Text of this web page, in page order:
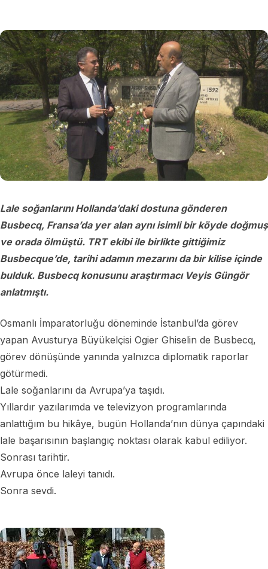
Lale soğanlarını Hollanda’daki dostuna gönderen
Busbecq, Fransa’da yer alan aynı isimli bir köyde doğmuş
ve orada ölmüştü. TRT ekibi ile birlikte gittiğimiz
Busbecque’de, tarihi adamın mezarını da bir kilise içinde
bulduk. Busbecq konusunu araştırmacı Veyis Güngör
anlatmıştı.
Osmanlı İmparatorluğu döneminde İstanbul’da görev
yapan Avusturya Büyükelçisi Ogier Ghiselin de Busbecq,
görev dönüşünde yanında yalnızca diplomatik raporlar
götürmedi.
Lale soğanlarını da Avrupa’ya taşıdı.
Yıllardır yazılarımda ve televizyon programlarında
anlattığım bu hikâye, bugün Hollanda’nın dünya çapındaki
lale başarısının başlangıç noktası olarak kabul ediliyor.
Sonrası tarihtir.
Avrupa önce laleyi tanıdı.
Sonra sevdi.